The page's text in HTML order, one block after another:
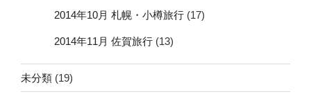
2014年10月 札幌・小樽旅行 (17)
2014年11月 佐賀旅行 (13)
未分類 (19)